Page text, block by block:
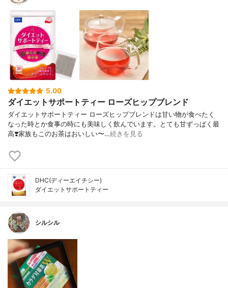
5.00
ダイエットサポートティー ローズヒップブレンド
ダイエットサポートティー ローズヒップブレンドは甘い物が食べたく
なった時とか食事の時にも美味しく飲んでいます。とても甘ずっぱく最
高❣️家族もこのお茶はおいしい〜…続きを見る
DHC(ディーエイチシー)
ダイエットサポートティー
シルシル